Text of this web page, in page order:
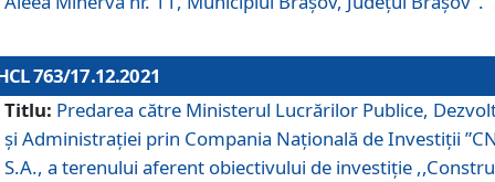
763/17.12.2021
Titlu: Predarea către Ministerul Lucrărilor Publice,
și Administrației prin Compania Naţională de Investiţii
S.A., a terenului aferent obiectivului de investiție